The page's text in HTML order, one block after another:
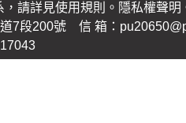
請詳見使用規則。 隱私權聲明
7段200號 信 箱：